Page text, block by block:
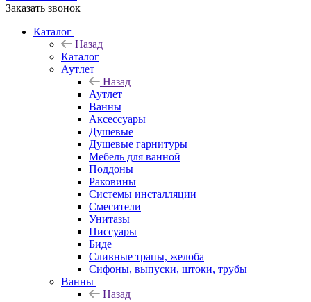
Заказать звонок
Каталог
Назад
Каталог
Аутлет
Назад
Аутлет
Ванны
Аксессуары
Душевые
Душевые гарнитуры
Мебель для ванной
Поддоны
Раковины
Системы инсталляции
Смесители
Унитазы
Писсуары
Биде
Сливные трапы, желоба
Сифоны, выпуски, штоки, трубы
Ванны
Назад